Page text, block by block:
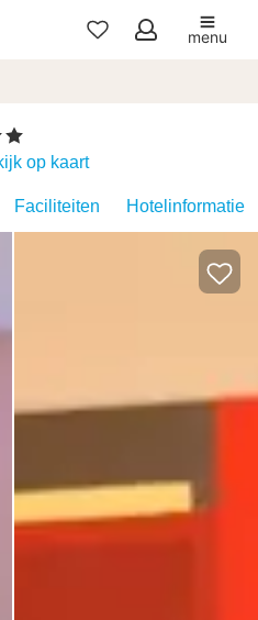
Mijn
menu
op kaart
Faciliteiten Hotelinformatie